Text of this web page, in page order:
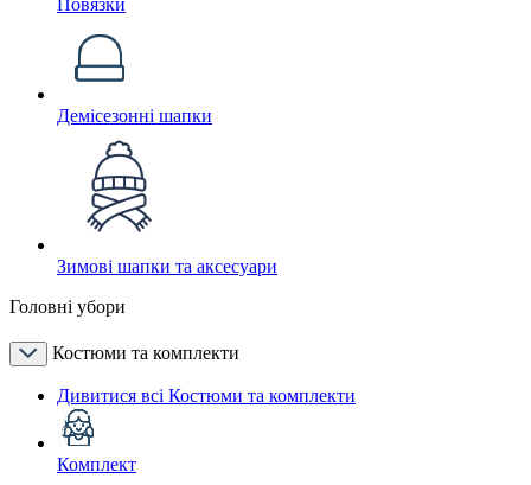
Повязки
Демісезонні шапки
Зимові шапки та аксесуари
Головні убори
Костюми та комплекти
Дивитися всі Костюми та комплекти
Комплект